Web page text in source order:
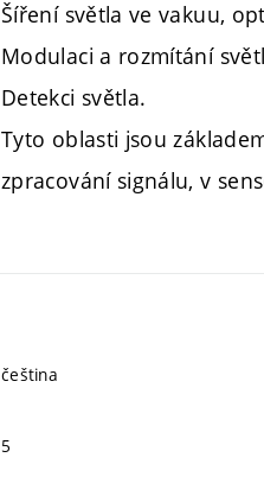
Šíření světla ve vakuu,
Modulaci a rozmítání
Detekci světla.
Tyto oblasti jsou
zpracování signálu, v
čeština
5